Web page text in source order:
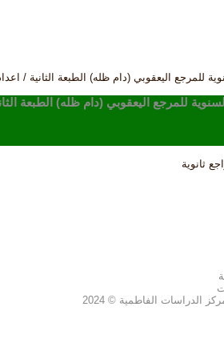
للمرجع اليعقوبي (دام ظله) الطبعة الثانية /
للمرجع اليعقوبي (دام ظله) الطبعة
ثانوية
الدراسات الفاطمية © 2024